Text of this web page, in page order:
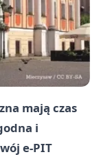
mają czas
i
e-PIT